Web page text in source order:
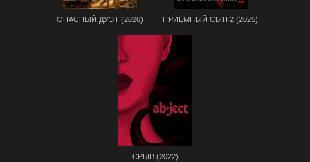
ОПАСНЫЙ ДУЭТ (2026) ПРИЕМНЫЙ СЫН 2 (2025)
СРЫВ (2022)